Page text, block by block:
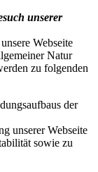
unserer
Webseite
Natur
zu folgenden
der
unserer Webseite
sowie zu